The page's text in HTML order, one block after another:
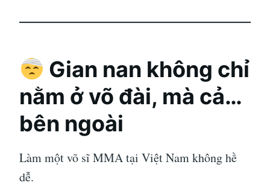
Gian nan không chỉ
nằm ở võ đài, mà cả…
bên ngoài
Làm một võ sĩ MMA tại Việt Nam không hề
dễ.